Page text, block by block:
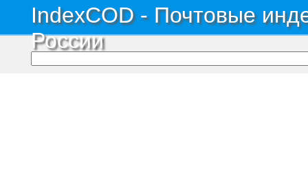
IndexCOD - Почтовые
России